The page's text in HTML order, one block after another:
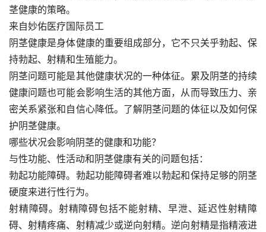
茎健康的策略。
来自妙佑医疗国际员工
阴茎健康是身体健康的重要组成部分，它不只关乎勃起、保
持勃起、射精和生殖能力。
阴茎问题可能是其他健康状况的一种体征。累及阴茎的持续
健康问题也可能会影响生活的其他方面，从而导致压力、亲
密关系紧张和自信心降低。了解阴茎问题的体征以及如何保
护阴茎健康。
哪些状况会影响阴茎的健康和功能？
与性功能、性活动和阴茎健康有关的问题包括：
勃起功能障碍。勃起功能障碍者难以勃起和保持足够的阴茎
硬度来进行性行为。
射精障碍。射精障碍包括不能射精、早泄、延迟性射精障
碍、射精疼痛、射精减少或逆向射精。逆向射精是指精液进